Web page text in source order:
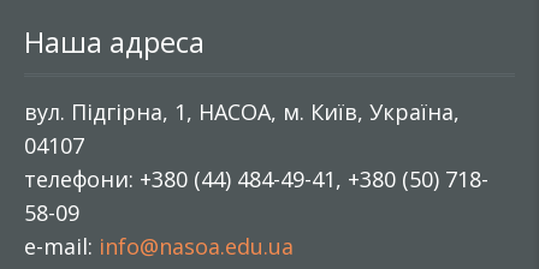
Наша адреса
вул. Підгірна, 1, НАСОА, м. Київ, Україна,
04107
телефони: +380 (44) 484-49-41, +380 (50) 718-
58-09
e-mail: info@nasoa.edu.ua